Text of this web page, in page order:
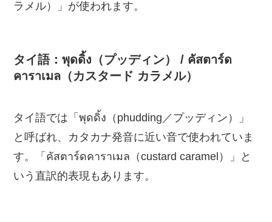
ラメル）」が使われます。
タイ語：พุดดิ้ง（プッディン） / คัสตาร์ด
คาราเมล（カスタード カラメル）
タイ語では「พุดดิ้ง（phudding／プッディン）」
と呼ばれ、カタカナ発音に近い音で使われていま
す。「คัสตาร์ดคาราเมล（custard caramel）」と
いう直訳的表現もあります。